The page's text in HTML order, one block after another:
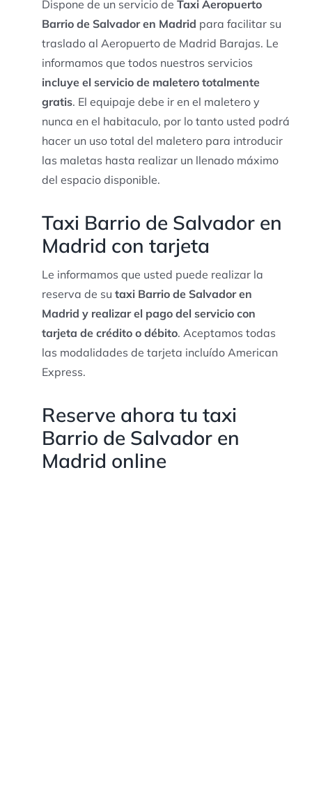
Dispone de un servicio de Taxi Aeropuerto
Barrio de Salvador en Madrid para facilitar su
traslado al Aeropuerto de Madrid Barajas. Le
informamos que todos nuestros servicios
incluye el servicio de maletero totalmente
gratis. El equipaje debe ir en el maletero y
nunca en el habitaculo, por lo tanto usted podrá
hacer un uso total del maletero para introducir
las maletas hasta realizar un llenado máximo
del espacio disponible.
Taxi Barrio de Salvador en
Madrid con tarjeta
Le informamos que usted puede realizar la
reserva de su taxi Barrio de Salvador en
Madrid y realizar el pago del servicio con
tarjeta de crédito o débito. Aceptamos todas
las modalidades de tarjeta incluído American
Express.
Reserve ahora tu taxi
Barrio de Salvador en
Madrid online